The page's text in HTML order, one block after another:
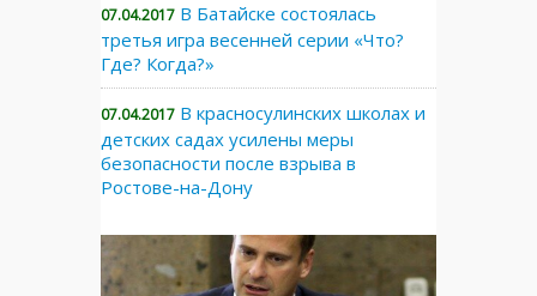
07.04.2017 В Батайске состоялась
третья игра весенней серии «Что?
Где? Когда?»
07.04.2017 В красносулинских школах и
детских садах усилены меры
безопасности после взрыва в
Ростове-на-Дону